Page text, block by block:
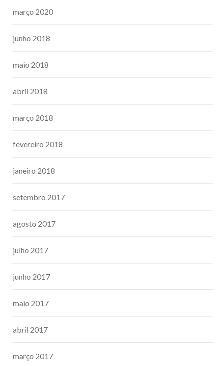
março 2020
junho 2018
maio 2018
abril 2018
março 2018
fevereiro 2018
janeiro 2018
setembro 2017
agosto 2017
julho 2017
junho 2017
maio 2017
abril 2017
março 2017